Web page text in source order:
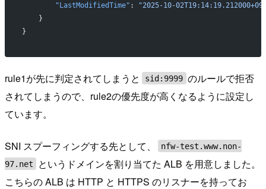
        "LastModifiedTime"
:
"2025-10-
    }
}
rule1が先に判定されてしまうと sid:9999 のルールで拒否
されてしまうので、rule2の優先度が高くなるように設定し
ています。
SNI スプーフィングする先として、
nfw-test.www.non-
97.net
というドメインを割り当てた ALB を用意しました。
こちらの ALB は HTTP と HTTPS のリスナーを持ってお